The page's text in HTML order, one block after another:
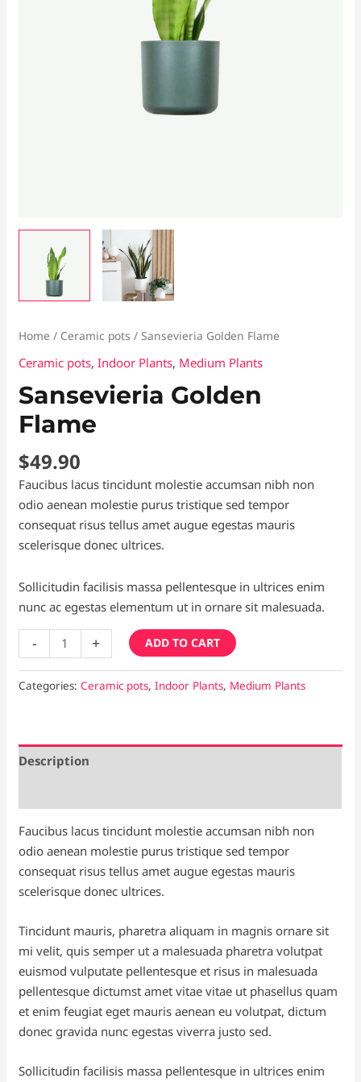
Home / Ceramic pots / Sansevieria Golden Flame
Ceramic pots,Indoor Plants, Medium Plants
Sansevieria Golden
Flame
$49.90
Faucibus lacus tincidunt molestie accumsan nibh non
odio aenean molestie purus tristique sed tempor
consequat risus tellus amet augue egestas mauris
scelerisque donec ultrices.
Sollicitudin facilisis massa pellentesque in ultrices enim
nunc ac egestas elementum ut in ornare sit malesuada.
-
Sansevieria
Golden
Flame
quantity
+ ADD TO CART
Categories:Ceramic pots,Indoor Plants, Medium Plants
Description
Faucibus lacus tincidunt molestie accumsan nibh non
odio aenean molestie purus tristique sed tempor
consequat risus tellus amet augue egestas mauris
scelerisque donec ultrices.
Tincidunt mauris, pharetra aliquam in magnis ornare sit
mi velit, quis semper ut a malesuada pharetra volutpat
euismod vulputate pellentesque et risus in malesuada
pellentesque dictumst amet vitae vitae ut phasellus quam
et enim feugiat eget mauris aenean eu volutpat, dictum
donec gravida nunc egestas viverra justo sed.
Sollicitudin facilisis massa pellentesque in ultrices enim